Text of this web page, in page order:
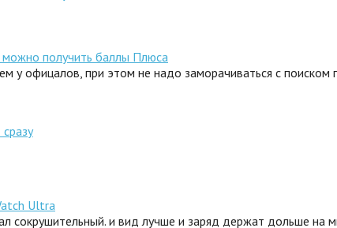
можно получить баллы Плюса
у офицалов, при этом не надо заморачиваться с поиском
Ultra
сокрушительный. и вид лучше и заряд держат дольше на